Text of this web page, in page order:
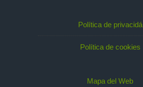
Política de privacidá
Política de cookies
Mapa del Web